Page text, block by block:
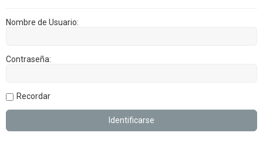
Nombre de Usuario:
Contraseña:
Recordar